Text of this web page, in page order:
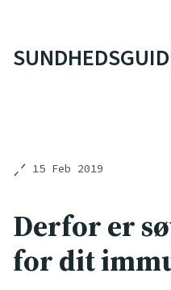
15 Feb 2019
Derfor er
for dit